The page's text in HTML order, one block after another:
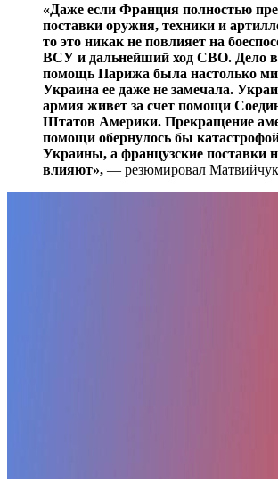
«Даже если Франция полностью
поставки оружия, техники и
то это никак не повлияет на
ВСУ и дальнейший ход СВО. Дело в
помощь Парижа была настолько
Украина ее даже не замечала.
армия живет за счет помощи
Штатов Америки. Прекращение
помощи обернулось бы
Украины, а французские поставки
влияют», — резюмировал